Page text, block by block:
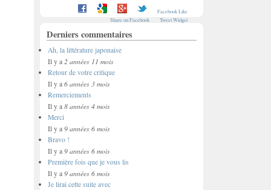
Facebook Like
Share on Facebook
Tweet Widget
Derniers commentaires
Ah, la littérature japonaise
Il y a 2 années 11 mois
Retour de votre critique
Il y a 6 années 3 mois
Remerciements
Il y a 8 années 4 mois
Merci
Il y a 9 années 6 mois
Bravo !
Il y a 9 années 6 mois
Première fois que je vous lis
Il y a 9 années 6 mois
Je lirai cette suite avec